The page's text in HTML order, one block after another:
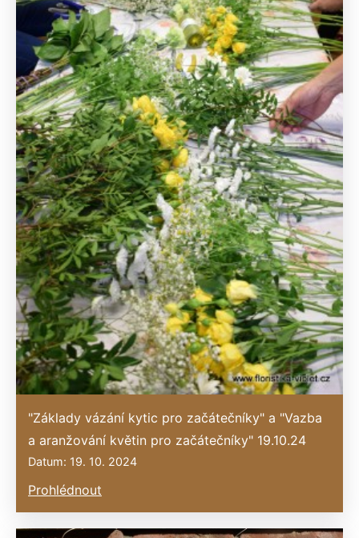
"Základy vázání kytic pro začátečníky" a "Vazba
a aranžování květin pro začátečníky" 19.10.24
Datum: 19. 10. 2024
Prohlédnout